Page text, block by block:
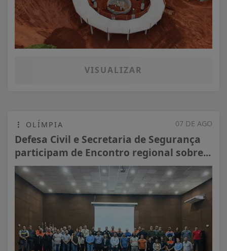
VISUALIZAR
07 DE AGO
OLÍMPIA
Defesa Civil e Secretaria de Segurança
participam de Encontro regional sobre...